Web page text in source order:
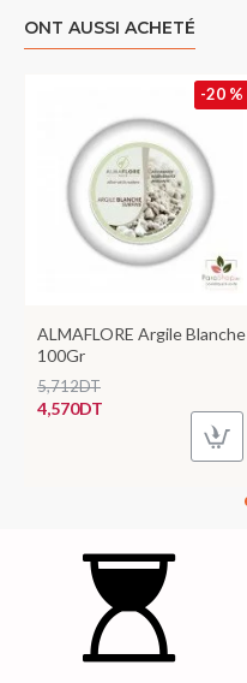
ONT AUSSI ACHETÉ
-20 %
ALMAFLORE Argile Blanche
100Gr
4,570DT
5,712DT